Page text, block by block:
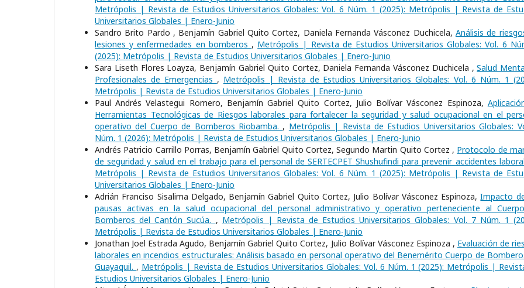
Metrópolis | Revista de Estudios Universitarios Globales: Vol. 6 Núm. 1 (2025): Metrópolis | Revista de
Universitarios Globales | Enero-Junio
Sandro Brito Pardo , Benjamín Gabriel Quito Cortez, Daniela Fernanda Vásconez Duchicela, Análisis de
lesiones y enfermedades en bomberos , Metrópolis | Revista de Estudios Universitarios Globales: Vol. 6
(2025): Metrópolis | Revista de Estudios Universitarios Globales | Enero-Junio
Sara Liseth Flores Loayza, Benjamín Gabriel Quito Cortez, Daniela Fernanda Vásconez Duchicela ,Salud
Profesionales de Emergencias , Metrópolis | Revista de Estudios Universitarios Globales: Vol. 6 Núm. 1
Metrópolis | Revista de Estudios Universitarios Globales | Enero-Junio
Paul Andrés Velastegui Romero, Benjamín Gabriel Quito Cortez, Julio Bolívar Vásconez Espinoza,
Herramientas Tecnológicas de Riesgos laborales para fortalecer la seguridad y salud ocupacional en el
operativo del Cuerpo de Bomberos Riobamba. , Metrópolis | Revista de Estudios Universitarios Globales:
Núm. 1 (2026): Metrópolis | Revista de Estudios Universitarios Globales | Enero-Junio
Andrés Patricio Carrillo Porras, Benjamín Gabriel Quito Cortez, Segundo Martin Quito Cortez , Protocolo de
de seguridad y salud en el trabajo para el personal de SERTECPET Shushufindi para prevenir accidentes
Metrópolis | Revista de Estudios Universitarios Globales: Vol. 6 Núm. 1 (2025): Metrópolis | Revista de
Universitarios Globales | Enero-Junio
Adrián Franciso Sisalima Delgado, Benjamín Gabriel Quito Cortez, Julio Bolívar Vásconez Espinoza,Impacto
pausas activas en la salud ocupacional del personal administrativo y operativo perteneciente al
Bomberos del Cantón Sucúa. , Metrópolis | Revista de Estudios Universitarios Globales: Vol. 7 Núm. 1
Metrópolis | Revista de Estudios Universitarios Globales | Enero-Junio
Jonathan Joel Estrada Agudo, Benjamín Gabriel Quito Cortez, Julio Bolívar Vásconez Espinoza , Evaluación de
laborales en incendios estructurales: Análisis basado en personal operativo del Benemérito Cuerpo de
Guayaquil. , Metrópolis | Revista de Estudios Universitarios Globales: Vol. 6 Núm. 1 (2025): Metrópolis |
Estudios Universitarios Globales | Enero-Junio